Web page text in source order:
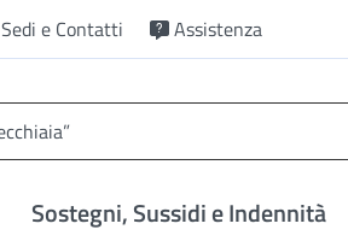
Sedi e Contatti Assistenza
Sostegni, Sussidi e Indennità